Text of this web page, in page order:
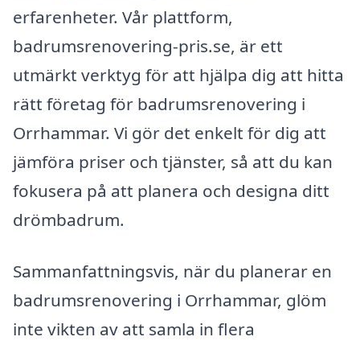
erfarenheter. Vår plattform,
badrumsrenovering-pris.se, är ett
utmärkt verktyg för att hjälpa dig att hitta
rätt företag för badrumsrenovering i
Orrhammar. Vi gör det enkelt för dig att
jämföra priser och tjänster, så att du kan
fokusera på att planera och designa ditt
drömbadrum.
Sammanfattningsvis, när du planerar en
badrumsrenovering i Orrhammar, glöm
inte vikten av att samla in flera